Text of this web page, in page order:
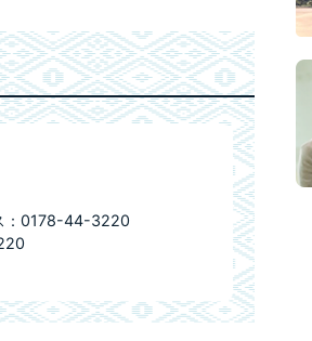
：0178-44-3220